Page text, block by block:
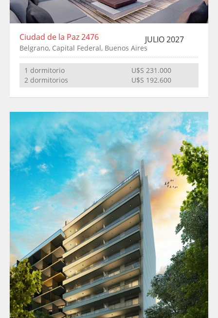
Ciudad de la Paz 2476 JULIO 2027
Belgrano, Capital Federal, Buenos Aires
1 dormitorio
U$S 231.000
2 dormitorios
U$S 192.600